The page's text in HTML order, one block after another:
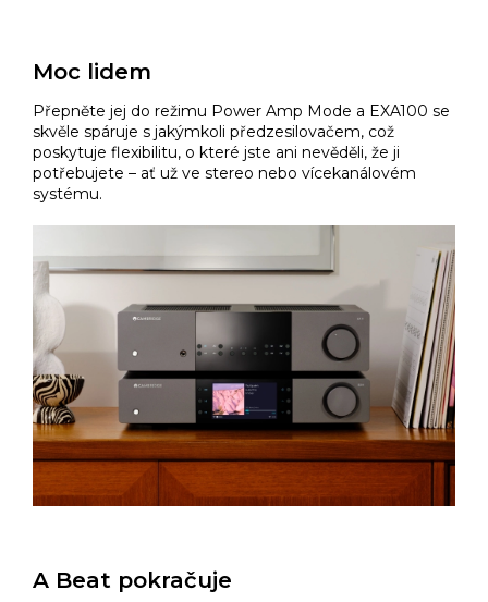
Moc lidem
Přepněte jej do režimu Power Amp Mode a EXA100 se
skvěle spáruje s jakýmkoli předzesilovačem, což
poskytuje flexibilitu, o které jste ani nevěděli, že ji
potřebujete – ať už ve stereo nebo vícekanálovém
systému.
A Beat pokračuje